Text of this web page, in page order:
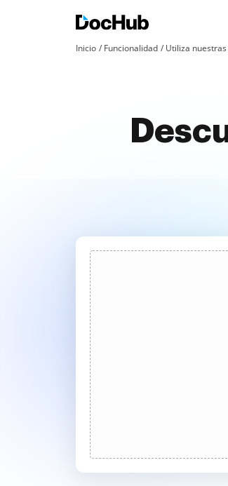
Inicio Funcionalidad Utiliza